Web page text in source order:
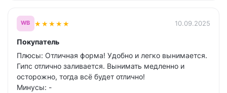
WB ★★★★★ 10.09.2025
Покупатель
Плюсы: Отличная форма! Удобно и легко вынимается.
Гипс отлично заливается. Вынимать медленно и
осторожно, тогда всё будет отлично!
Минусы: -